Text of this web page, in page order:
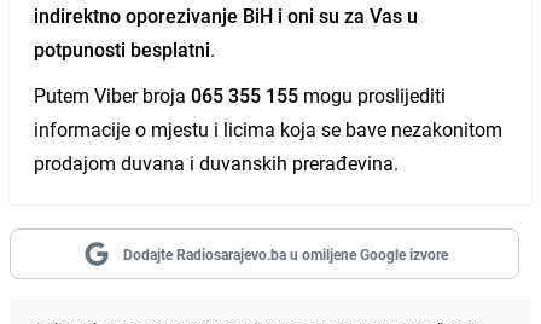
indirektno oporezivanje BiH i oni su za Vas u
potpunosti besplatni.
Putem Viber broja 065 355 155 mogu proslijediti
informacije o mjestu i licima koja se bave nezakonitom
prodajom duvana i duvanskih prerađevina.
Dodajte Radiosarajevo.ba u omiljene Google izvore